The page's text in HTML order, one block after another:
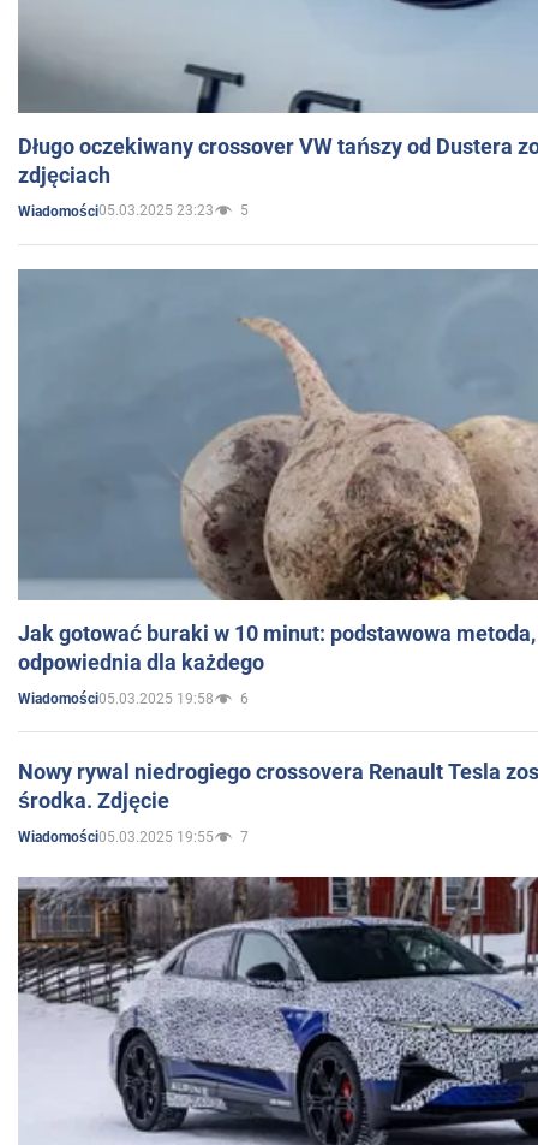
Długo oczekiwany crossover VW tańszy od Dustera
zdjęciach
Wiadomości05.03.2025 23:23 5
Jak gotować buraki w 10 minut: podstawowa
odpowiednia dla każdego
Wiadomości05.03.2025 19:58 6
Nowy rywal niedrogiego crossovera Renault Tesla
środka. Zdjęcie
Wiadomości05.03.2025 19:55 7